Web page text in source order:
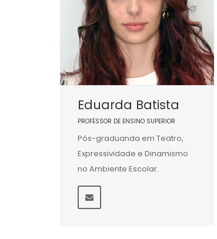
Eduarda Batista
PROFESSOR DE ENSINO SUPERIOR
Pós-graduanda em Teatro,
Expressividade e Dinamismo
no Ambiente Escolar.